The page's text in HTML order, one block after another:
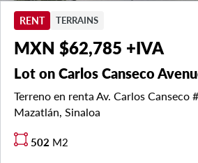
RENT TERRAINS
MXN $62,785 +IVA
Lot on Carlos Canseco
Terreno en renta Av. Carlos Canseco
Mazatlán, Sinaloa
502 M2